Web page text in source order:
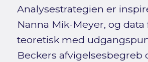
Analysestrategien er
Nanna Mik-Meyer, og data
teoretisk med
Beckers afvigelsesbegreb